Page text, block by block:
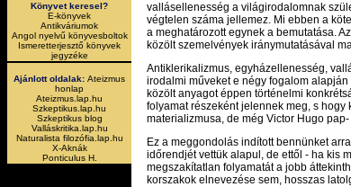
Könyvet keresel?
E-könyvek
Antikváriumok
Angol nyelvű könyvesboltok
Ismeretterjesztő könyvek
jegyzéke
Ajánlott oldalak: Ateizmus
honlap
Ateizmus.lap.hu
Szkeptikus.lap.hu
Szkeptikus blog
Valláskritika.lap.hu
Naturalista filozófia.lap.hu
X-Aknák
Ponticulus H.
vallásellenesség a világirodalomnak
végtelen száma jellemez. Mi ebben a
a meghatározott egynek a bemutatása.
közölt szemelvények iránymutatásával
Antiklerikalizmus, egyházellenesség,
irodalmi műveket e négy fogalom
közölt anyagot éppen történelmi
folyamat részeként jelennek meg, s
materializmusa, de még Victor Hugo
Ez a meggondolás indított bennünket
időrendjét vettük alapul, de ettől - ha kis
megszakítatlan folyamatát a jobb
korszakok elnevezése sem, hosszas